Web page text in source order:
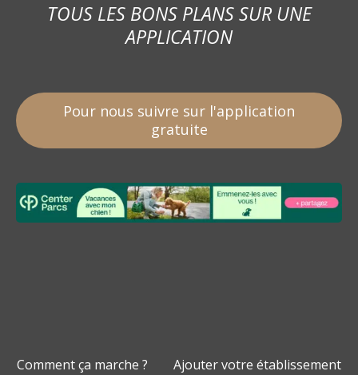
TOUS LES BONS PLANS SUR UNE
APPLICATION
Pour nous suivre sur l'application
gratuite
Comment ça marche ?
Ajouter votre établissement